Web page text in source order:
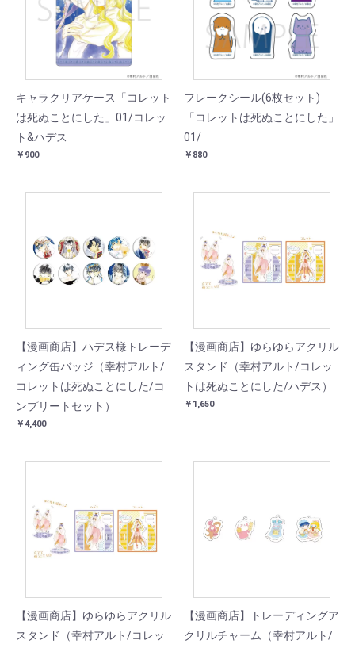
キャラクリアケース「コレット
は死ぬことにした」01/コレッ
ト&ハデス
￥900
フレークシール(6枚セット)
「コレットは死ぬことにした」
01/
￥880
【漫画商店】ハデス様トレーデ
ィング缶バッジ（幸村アルト/
コレットは死ぬことにした/コ
ンプリートセット）
￥4,400
【漫画商店】ゆらゆらアクリル
スタンド（幸村アルト/コレッ
トは死ぬことにした/ハデス）
￥1,650
【漫画商店】ゆらゆらアクリル
スタンド（幸村アルト/コレッ
【漫画商店】トレーディングア
クリルチャーム（幸村アルト/